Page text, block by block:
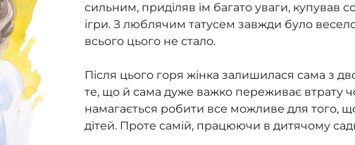
сильним, приділяв їм багато уваги, купував
ігри. З люблячим татусем завжди було
всього цього не стало.
Після цього горя жінка залишилася сама з
те, що й сама дуже важко переживає втрату
намагається робити все можливе для того,
дітей. Проте самій, працюючи в дитячому